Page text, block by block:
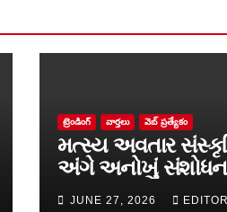
ట్రెండింగ్ వార్త‌లు వెబ్ ప్రత్యేకం
મત્સ્ય અવતાર
અંગે અનોખું સંશોધન
માળખું રજૂ
JUNE 27, 2026 EDITOR